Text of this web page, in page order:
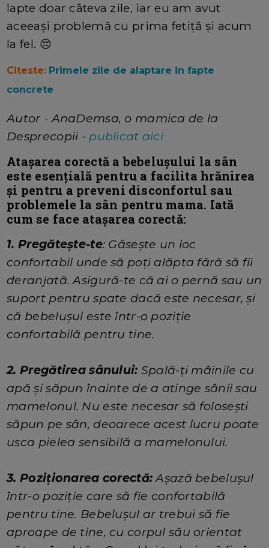
lapte doar câteva zile, iar eu am avut
aceeași problemă cu prima fetiță și acum
la fel. 😔
Citeste: Primele zile de alaptare in fapte
concrete
Autor - AnaDemsa, o mamica de la
Desprecopii - publicat aici
Atașarea corectă a bebelușului la sân
este esențială pentru a facilita hrănirea
și pentru a preveni disconfortul sau
problemele la sân pentru mama. Iată
cum se face atașarea corectă:
1. Pregătește-te: Găsește un loc
confortabil unde să poți alăpta fără să fii
deranjată. Asigură-te că ai o pernă sau un
suport pentru spate dacă este necesar, și
că bebelușul este într-o poziție
confortabilă pentru tine.
2. Pregătirea sânului: Spală-ți mâinile cu
apă și săpun înainte de a atinge sânii sau
mamelonul. Nu este necesar să folosești
săpun pe sân, deoarece acest lucru poate
usca pielea sensibilă a mamelonului.
3. Poziționarea corectă:Așază bebelușul
într-o poziție care să fie confortabilă
pentru tine. Bebelușul ar trebui să fie
aproape de tine, cu corpul său orientat